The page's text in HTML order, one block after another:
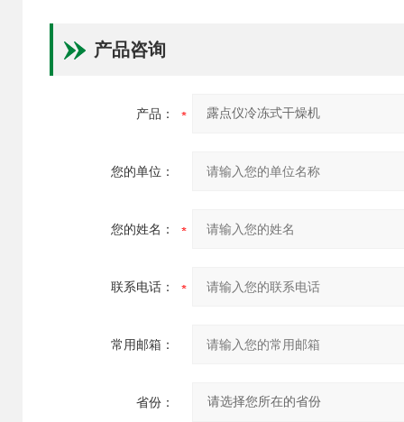
产品咨询
产品：
您的单位：
您的姓名：
联系电话：
常用邮箱：
省份：